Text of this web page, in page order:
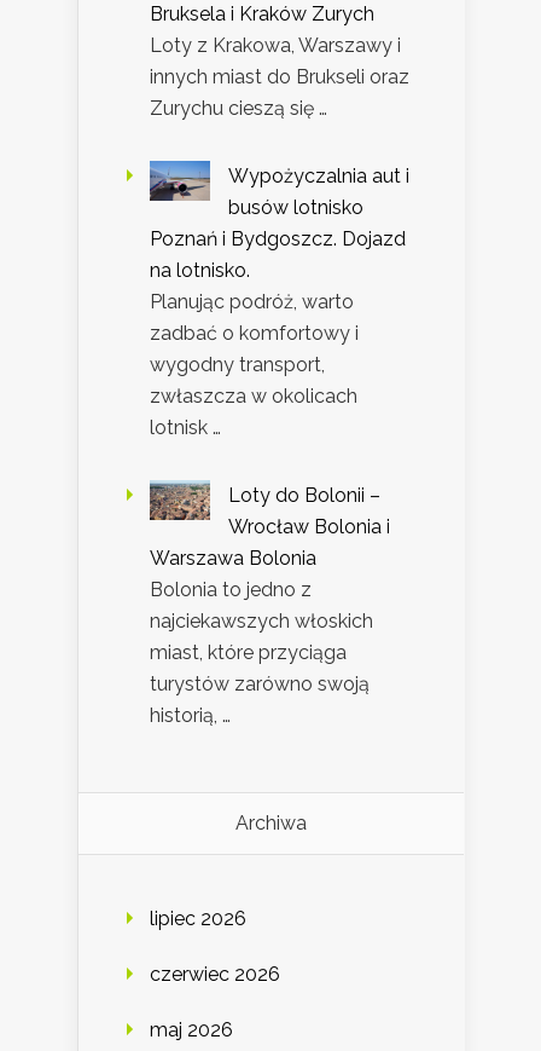
Bruksela i Kraków Zurych
Loty z Krakowa, Warszawy i
innych miast do Brukseli oraz
Zurychu cieszą się …
Wypożyczalnia aut i
busów lotnisko
Poznań i Bydgoszcz. Dojazd
na lotnisko.
Planując podróż, warto
zadbać o komfortowy i
wygodny transport,
zwłaszcza w okolicach
lotnisk …
Loty do Bolonii –
Wrocław Bolonia i
Warszawa Bolonia
Bolonia to jedno z
najciekawszych włoskich
miast, które przyciąga
turystów zarówno swoją
historią, …
Archiwa
lipiec 2026
czerwiec 2026
maj 2026